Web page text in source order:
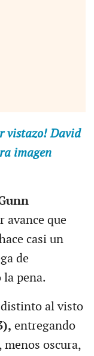
vistazo! David
imagen
avance que
casi un
de
la pena.
al visto
entregando
oscura,